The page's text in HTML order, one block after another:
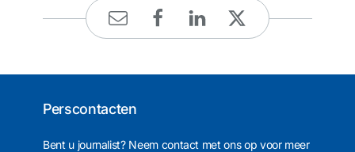
Perscontacten
Bent u journalist? Neem contact met ons op voor meer